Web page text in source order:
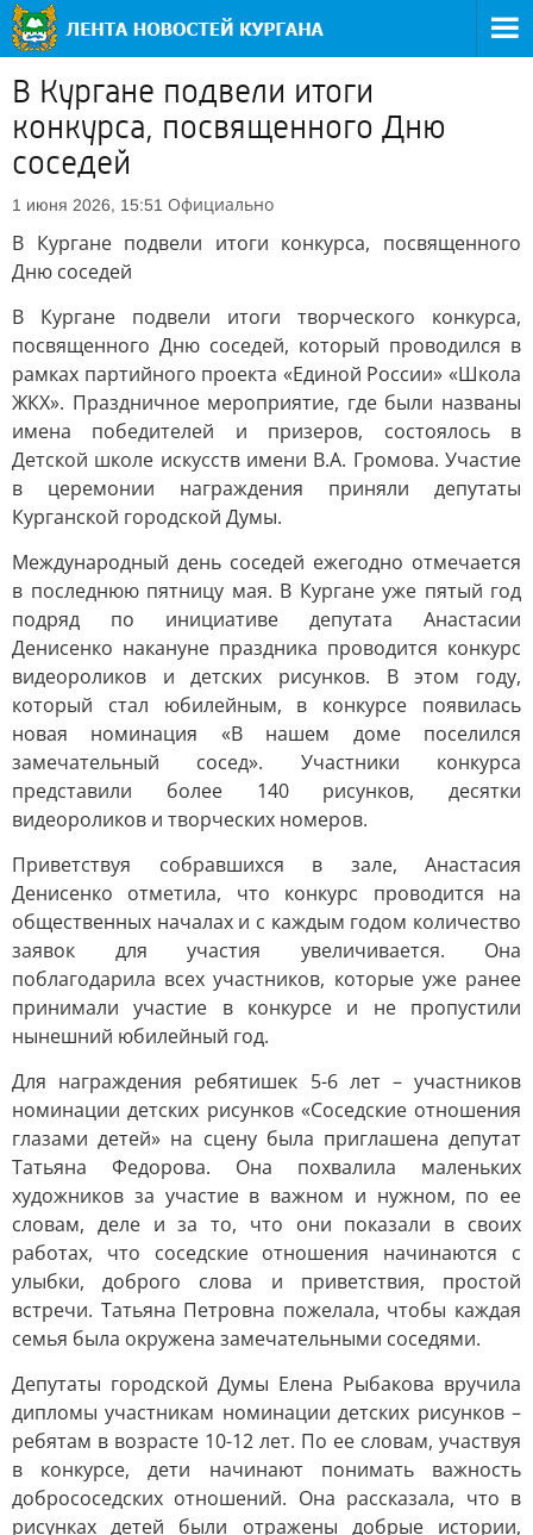
В Кургане подвели итоги
конкурса, посвященного Дню
соседей
1 июня 2026, 15:51 Официально
В Кургане подвели итоги конкурса, посвященного
Дню соседей
В Кургане подвели итоги творческого конкурса,
посвященного Дню соседей, который проводился в
рамках партийного проекта «Единой России» «Школа
ЖКХ». Праздничное мероприятие, где были названы
имена победителей и призеров, состоялось в
Детской школе искусств имени В.А. Громова. Участие
в церемонии награждения приняли депутаты
Курганской городской Думы.
Международный день соседей ежегодно отмечается
в последнюю пятницу мая. В Кургане уже пятый год
подряд по инициативе депутата Анастасии
Денисенко накануне праздника проводится конкурс
видеороликов и детских рисунков. В этом году,
который стал юбилейным, в конкурсе появилась
новая номинация «В нашем доме поселился
замечательный сосед». Участники конкурса
представили более 140 рисунков, десятки
видеороликов и творческих номеров.
Приветствуя собравшихся в зале, Анастасия
Денисенко отметила, что конкурс проводится на
общественных началах и с каждым годом количество
заявок для участия увеличивается. Она
поблагодарила всех участников, которые уже ранее
принимали участие в конкурсе и не пропустили
нынешний юбилейный год.
Для награждения ребятишек 5-6 лет – участников
номинации детских рисунков «Соседские отношения
глазами детей» на сцену была приглашена депутат
Татьяна Федорова. Она похвалила маленьких
художников за участие в важном и нужном, по ее
словам, деле и за то, что они показали в своих
работах, что соседские отношения начинаются с
улыбки, доброго слова и приветствия, простой
встречи. Татьяна Петровна пожелала, чтобы каждая
семья была окружена замечательными соседями.
Депутаты городской Думы Елена Рыбакова вручила
дипломы участникам номинации детских рисунков –
ребятам в возрасте 10-12 лет. По ее словам, участвуя
в конкурсе, дети начинают понимать важность
добрососедских отношений. Она рассказала, что в
рисунках детей были отражены добрые истории,